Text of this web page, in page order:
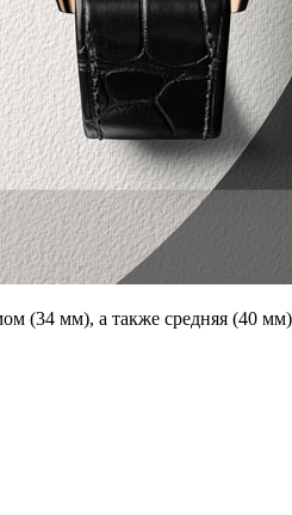
(34 мм), а также средняя (40